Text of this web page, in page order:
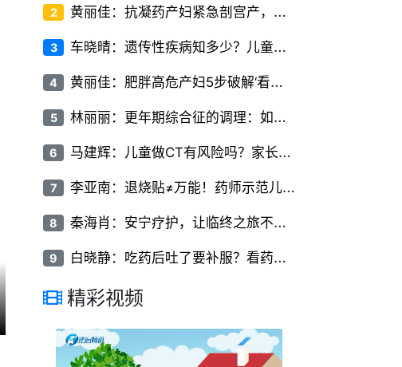
2 黄
丽佳：抗凝药产妇紧急剖宫产，椎管内麻醉的‘停药时间窗’解密
3 车
晓晴：遗传性疾病知多少？儿童常见遗传病的类型与症状
4 黄
丽佳：肥胖高危产妇5步破解‘看不见的椎间隙’
5 林
丽丽：更年期综合征的调理：如何平稳度过更年期
6 马
建辉：儿童做CT有风险吗？家长必知的儿科CT检查常识
7 李
亚南：退烧贴≠万能！药师示范儿童额头/腋下交替贴敷法+超过38.5℃必须联用口服药
8 秦
海肖：安宁疗护，让临终之旅不再冰冷
9 白
晓静：吃药后吐了要补服？看药物类型和时间
精彩视频